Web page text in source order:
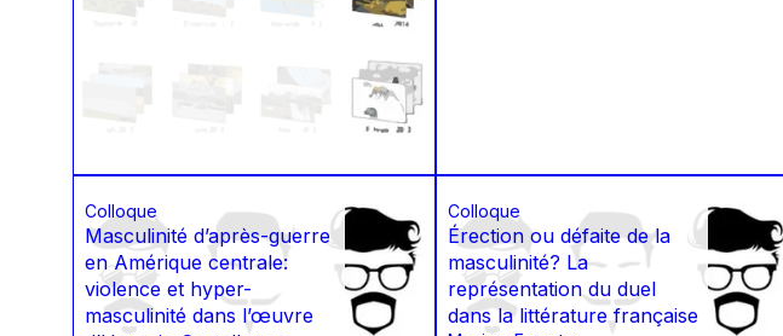
Colloque
Masculinité d’après-guerre
en Amérique centrale:
violence et hyper-
masculinité dans l’œuvre
Colloque
Érection ou défaite de la
masculinité? La
représentation du duel
dans la littérature française